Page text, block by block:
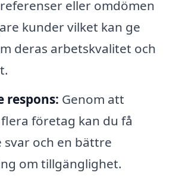
eller omdömen
kunder vilket kan ge
deras arbetskvalitet och
respons: Genom att
företag kan du få
svar och en bättre
om tillgänglighet.